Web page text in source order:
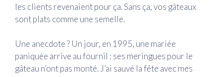
les clients revenaient pour ça. Sans ça, vos gâteaux
sont plats comme une semelle.
Une anecdote ? Un jour, en 1995, une mariée
paniquée arrive au fournil : ses meringues pour le
gâteau n’ont pas monté. J’ai sauvé la fête avec mes